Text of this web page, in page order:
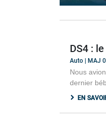
DS4 :
Auto | MAJ
Nous
dernier
EN